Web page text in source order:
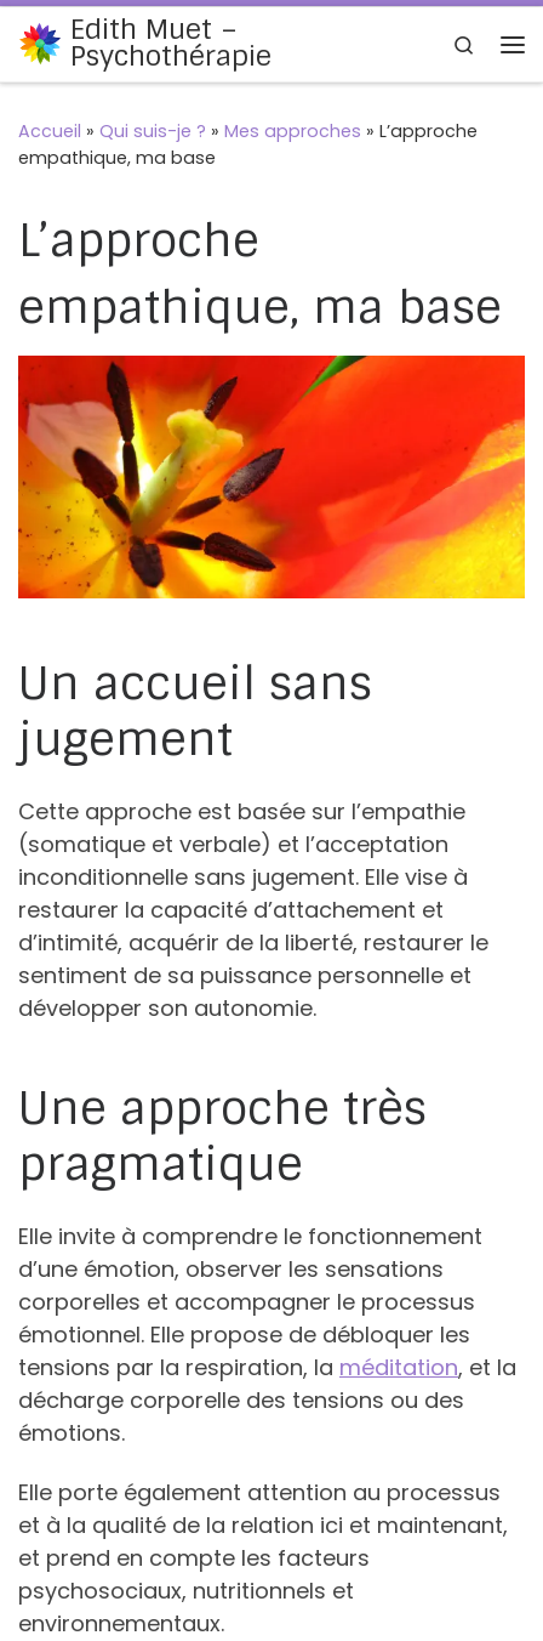
Passer au contenu
Edith Muet –
Psychothérapie
Search
Accueil » Qui suis-je ? » Mes approches » L’approche
empathique, ma base
L’approche
empathique, ma base
Un accueil sans
jugement
Cette approche est basée sur l’empathie
(somatique et verbale) et l’acceptation
inconditionnelle sans jugement. Elle vise à
restaurer la capacité d’attachement et
d’intimité, acquérir de la liberté, restaurer le
sentiment de sa puissance personnelle et
développer son autonomie.
Une approche très
pragmatique
Elle invite à comprendre le fonctionnement
d’une émotion, observer les sensations
corporelles et accompagner le processus
émotionnel. Elle propose de débloquer les
tensions par la respiration, la méditation, et la
décharge corporelle des tensions ou des
émotions.
Elle porte également attention au processus
et à la qualité de la relation ici et maintenant,
et prend en compte les facteurs
psychosociaux, nutritionnels et
environnementaux.